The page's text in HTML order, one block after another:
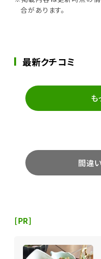
合があります。
最新クチコミ
も
間違
[PR]